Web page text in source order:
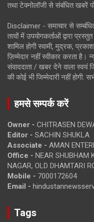
तथा टेक्नोलॉजी से संबंधित खबरें
Disclaimer - समाचार से
तत्वों में उपयोगकर्ताओं द्वारा
शामिल होगी स्वामी, मुद्रक,
ज़िम्मेदार नहीं स्वीकार करता है।
संवाददाता / खबर देने वाला स्वयं
की कोई भी जिम्मेदारी नहीं होगी.
हमसे सम्पर्क करें
Owner - CHITRASEN
Editor - SACHIN SHUKLA
Associate - AMAN
Office - NEAR SHUBHAM
NAGAR, OLD DHAMTARI
Mobile - 7000172604
Email -
Tags